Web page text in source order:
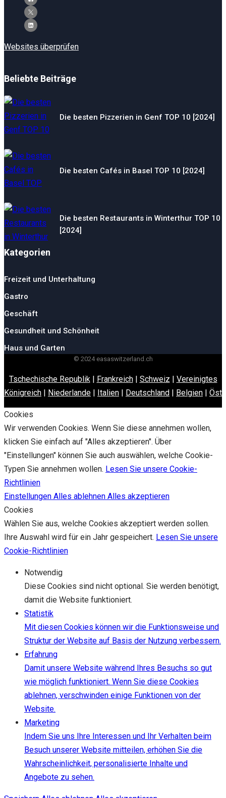
Websites überprüfen
Beliebte Beiträge
Die besten Pizzerien in Genf TOP 10 [2024]
Die besten Cafés in Basel TOP 10 [2024]
Die besten Restaurants in Winterthur TOP 10
[2024]
Kategorien
Freizeit und Unterhaltung
Gastro
Geschäft
Gesundheit und Schönheit
Haus und Garten
© 2024 easaswitzerland.ch
Tschechische Republik| Frankreich| Schweiz | Vereinigtes
Königreich | Niederlande | Italien | Deutschland | Belgien |
Cookies
Wir verwenden Cookies. Wenn Sie diese annehmen wollen,
klicken Sie einfach auf "Alles akzeptieren". Über
"Einstellungen" können Sie auch auswählen, welche Cookie-
Typen Sie annehmen wollen. Lesen Sie unsere Cookie-
Richtlinien
Einstellungen Alles ablehnen Alles akzeptieren
Cookies
Wählen Sie aus, welche Cookies akzeptiert werden sollen.
Ihre Auswahl wird für ein Jahr gespeichert. Lesen Sie unsere
Cookie-Richtlinien
Notwendig
Diese Cookies sind nicht optional. Sie werden benötigt,
damit die Website funktioniert.
Statistik
Mit diesen Cookies können wir die Funktionsweise und
Struktur der Website auf Basis der Nutzung verbessern.
Erfahrung
Damit unsere Website während Ihres Besuchs so gut
wie möglich funktioniert. Wenn Sie diese Cookies
ablehnen, verschwinden einige Funktionen von der
Website.
Marketing
Indem Sie uns Ihre Interessen und Ihr Verhalten beim
Besuch unserer Website mitteilen, erhöhen Sie die
Wahrscheinlichkeit, personalisierte Inhalte und
Angebote zu sehen.